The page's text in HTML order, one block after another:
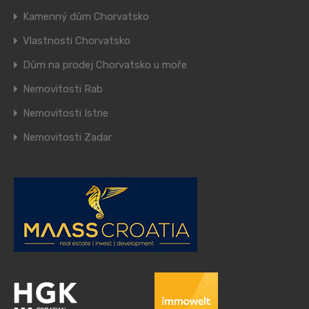
Kamenný dům Chorvatsko
Vlastnosti Chorvatsko
Dům na prodej Chorvatsko u moře
Nemovitosti Rab
Nemovitosti Istrie
Nemovitosti Zadar